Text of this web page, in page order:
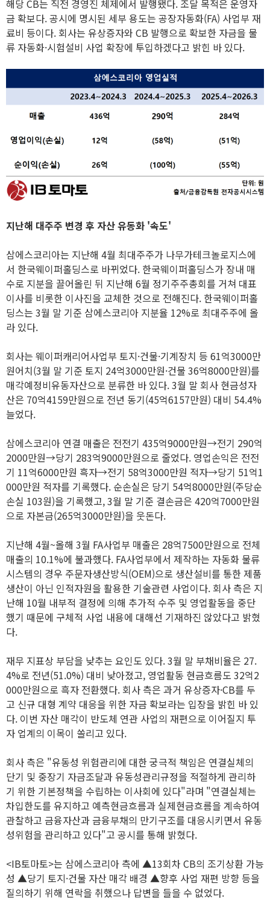
해당 CB는 직전 경영진 체제에서 발행됐다. 조달 목적은 운영자
금 확보다. 공시에 명시된 세부 용도는 공장자동화(FA) 사업부 재
료비 등이다. 회사는 유상증자와 CB 발행으로 확보한 자금을 물
류 자동화·시험설비 사업 확장에 투입하겠다고 밝힌 바 있다.
지난해 대주주 변경 후 자산 유동화 '속도'
삼에스코리아는 지난해 4월 최대주주가 나무가테크놀로지스에
서 한국웨이퍼홀딩스로 바뀌었다. 한국웨이퍼홀딩스가 장내 매
수로 지분을 끌어올린 뒤 지난해 6월 정기주주총회를 거쳐 대표
이사를 비롯한 이사진을 교체한 것으로 전해진다. 한국웨이퍼홀
딩스는 3월 말 기준 삼에스코리아 지분율 12%로 최대주주에 올
라 있다.
회사는 웨이퍼캐리어사업부 토지·건물·기계장치 등 61억3000만
원어치(3월 말 기준 토지 24억3000만원·건물 36억8000만원)를
매각예정비유동자산으로 분류한 바 있다. 3월 말 회사 현금성자
산은 70억4159만원으로 전년 동기(45억6157만원) 대비 54.4%
늘었다.
삼에스코리아 연결 매출은 전전기 435억9000만원→전기 290억
2000만원→당기 283억9000만원으로 줄었다. 영업손익은 전전
기 11억6000만원 흑자→전기 58억3000만원 적자→당기 51억1
000만원 적자를 기록했다. 순손실은 당기 54억8000만원(주당순
손실 103원)을 기록했고, 3월 말 기준 결손금은 420억7000만원
으로 자본금(265억3000만원)을 웃돈다.
지난해 4월~올해 3월 FA사업부 매출은 28억7500만원으로 전체
매출의 10.1%에 불과했다. FA사업부에서 제작하는 자동화 물류
시스템의 경우 주문자생산방식(OEM)으로 생산설비를 통한 제품
생산이 아닌 인적자원을 활용한 기술관련 사업이다. 회사 측은 지
난해 10월 내부적 결정에 의해 추가적 수주 및 영업활동을 중단
했기 때문에 구체적 사업 내용에 대해선 기재하진 않았다고 밝혔
다.
재무 지표상 부담을 낮추는 요인도 있다. 3월 말 부채비율은 27.
4%로 전년(51.0%) 대비 낮아졌고, 영업활동 현금흐름도 32억2
000만원으로 흑자 전환했다. 회사 측은 과거 유상증자·CB를 두
고 신규 대형 계약 대응을 위한 자금 확보라는 입장을 밝힌 바 있
다. 이번 자산 매각이 반도체 연관 사업의 재편으로 이어질지 투
자 업계의 이목이 쏠리고 있다.
회사 측은 "유동성 위험관리에 대한 궁극적 책임은 연결실체의
단기 및 중장기 자금조달과 유동성관리규정을 적절하게 관리하
기 위한 기본정책을 수립하는 이사회에 있다"라며 "연결실체는
차입한도를 유지하고 예측현금흐름과 실제현금흐름을 계속하여
관찰하고 금융자산과 금융부채의 만기구조를 대응시키면서 유동
성위험을 관리하고 있다"고 공시를 통해 밝혔다.
<IB토마토>는 삼에스코리아 측에 ▲13회차 CB의 조기상환 가능
성 ▲당기 토지·건물 자산 매각 배경 ▲향후 사업 재편 방향 등을
질의하기 위해 연락을 취했으나 답변을 들을 수 없었다.